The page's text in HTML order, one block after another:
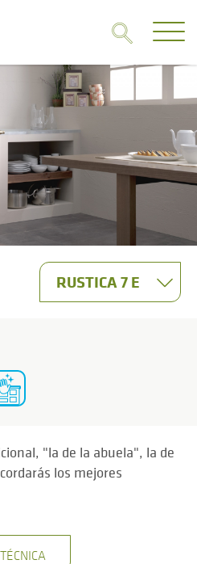
RUSTICA 7 E
"la de la abuela", la de
los mejores